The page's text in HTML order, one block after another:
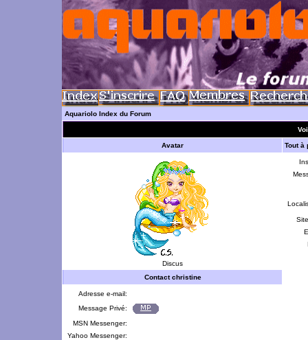
Aquariolo Index du Forum
Avatar Tout à
Discus
Contact christine
Adresse e-mail:
Message Privé:
MSN Messenger:
Yahoo Messenger: